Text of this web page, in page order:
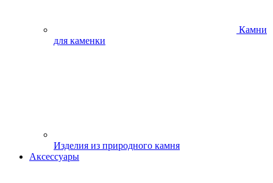
Камни
для каменки
Изделия из природного камня
Аксессуары